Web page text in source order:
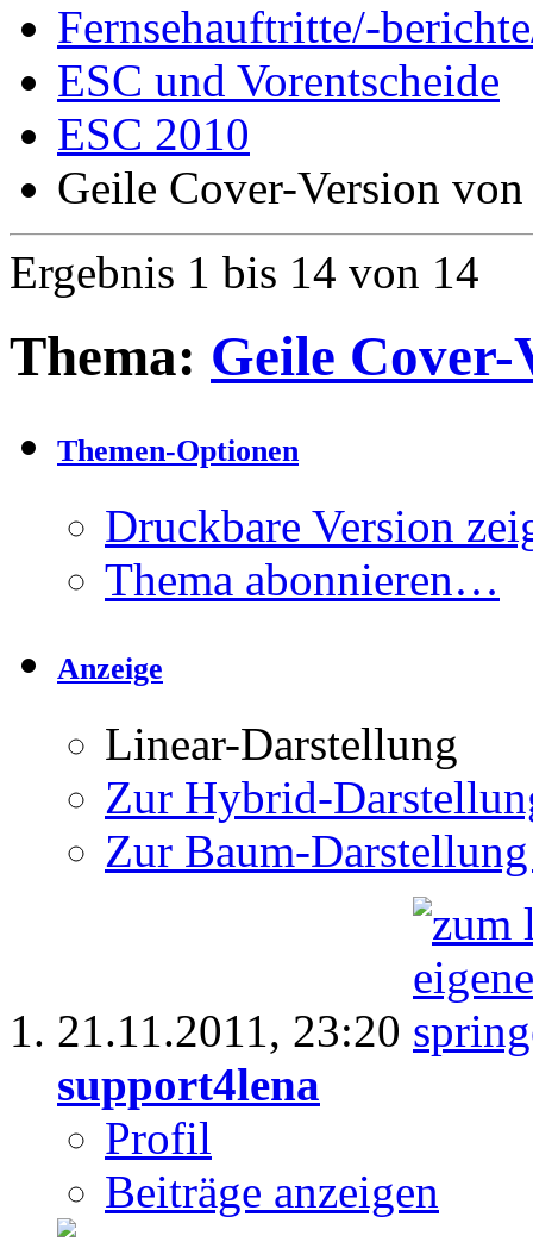
Fernsehauftritte/-
ESC und Vorentscheide
ESC 2010
Geile Cover-Version
Ergebnis 1 bis 14 von 14
Thema: Geile
Themen-Optionen
Druckbare Version
Thema abonnieren…
Anzeige
Linear-Darstellung
Zur Hybrid-
Zur Baum-
21.11.2011, 23:20
support4lena
Profil
Beiträge anzeigen